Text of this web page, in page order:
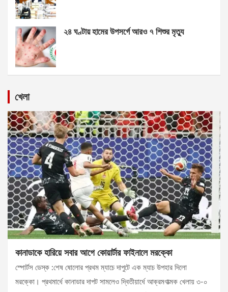
২৪ ঘণ্টায় হামের উপসর্গে আরও ৭ শিশুর মৃত্যু
খেলা
কানাডাকে হারিয়ে সবার আগে কোয়ার্টার ফাইনালে মরক্কো
স্পোর্টস ডেস্ক :শেষ ষোলোর প্রথম ম্যাচে দাপুটে এক ম্যাচ উপহার দিলো
মরক্কো। প্রথমার্ধে কানাডার দাপট সামলেও দ্বিতীয়ার্ধে আক্রমণাত্মক খেলায় ৩-০